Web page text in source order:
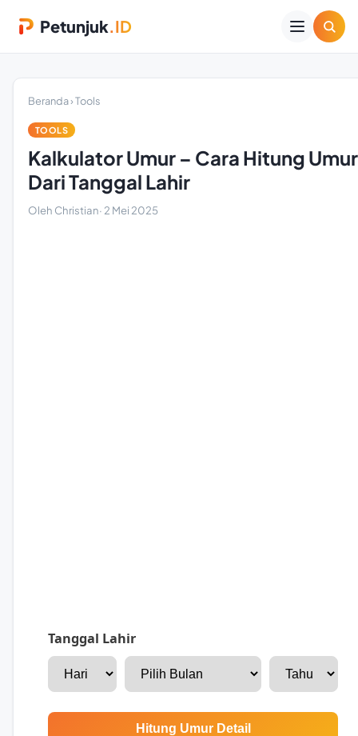
Petunjuk.ID
Beranda›Tools
TOOLS
Kalkulator Umur – Cara Hitung Umur
Dari Tanggal Lahir
Oleh Christian· 2 Mei 2025
Tanggal Lahir
Hitung Umur Detail